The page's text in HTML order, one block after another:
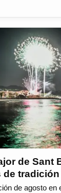
de Sant
de
de agosto en